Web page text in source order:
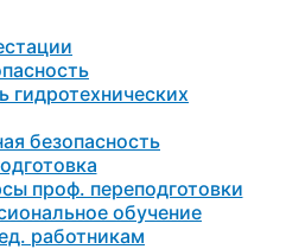
гидротехнических
безопасность
проф. переподготовки
обучение
работникам